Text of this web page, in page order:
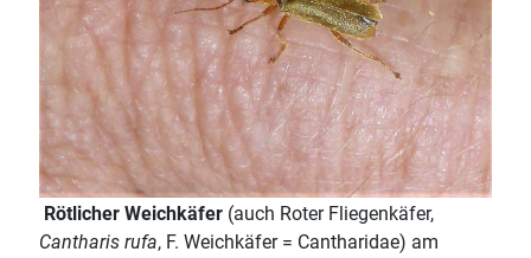
Rötlicher Weichkäfer (auch Roter Fliegenkäfer,
Cantharis rufa, F. Weichkäfer = Cantharidae) am